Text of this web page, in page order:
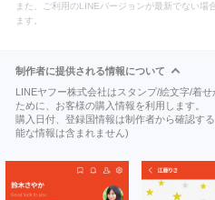
また、ご利用のLINEバージョンが最新でない場
ます。
制作者に提供される情報について
LINEヤフー株式会社はスタンプ/絵文字/着
ために、お客様の購入情報を利用します。
購入日付、登録国情報は制作者から確認す
能な情報は含まれません)